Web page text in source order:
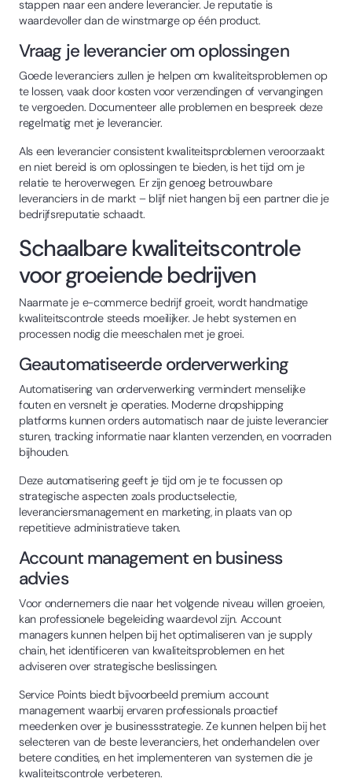
stappen naar een andere leverancier. Je reputatie is
waardevoller dan de winstmarge op één product.
Vraag je leverancier om oplossingen
Goede leveranciers zullen je helpen om kwaliteitsproblemen op
te lossen, vaak door kosten voor verzendingen of vervangingen
te vergoeden. Documenteer alle problemen en bespreek deze
regelmatig met je leverancier.
Als een leverancier consistent kwaliteitsproblemen veroorzaakt
en niet bereid is om oplossingen te bieden, is het tijd om je
relatie te heroverwegen. Er zijn genoeg betrouwbare
leveranciers in de markt – blijf niet hangen bij een partner die je
bedrijfsreputatie schaadt.
Schaalbare kwaliteitscontrole
voor groeiende bedrijven
Naarmate je e-commerce bedrijf groeit, wordt handmatige
kwaliteitscontrole steeds moeilijker. Je hebt systemen en
processen nodig die meeschalen met je groei.
Geautomatiseerde orderverwerking
Automatisering van orderverwerking vermindert menselijke
fouten en versnelt je operaties. Moderne dropshipping
platforms kunnen orders automatisch naar de juiste leverancier
sturen, tracking informatie naar klanten verzenden, en voorraden
bijhouden.
Deze automatisering geeft je tijd om je te focussen op
strategische aspecten zoals productselectie,
leveranciersmanagement en marketing, in plaats van op
repetitieve administratieve taken.
Account management en business
advies
Voor ondernemers die naar het volgende niveau willen groeien,
kan professionele begeleiding waardevol zijn. Account
managers kunnen helpen bij het optimaliseren van je supply
chain, het identificeren van kwaliteitsproblemen en het
adviseren over strategische beslissingen.
Service Points biedt bijvoorbeeld premium account
management waarbij ervaren professionals proactief
meedenken over je businessstrategie. Ze kunnen helpen bij het
selecteren van de beste leveranciers, het onderhandelen over
betere condities, en het implementeren van systemen die je
kwaliteitscontrole verbeteren.